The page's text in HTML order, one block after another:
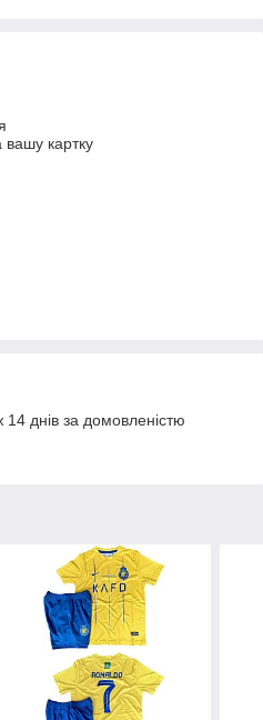
вашу картку
днів за домовленістю